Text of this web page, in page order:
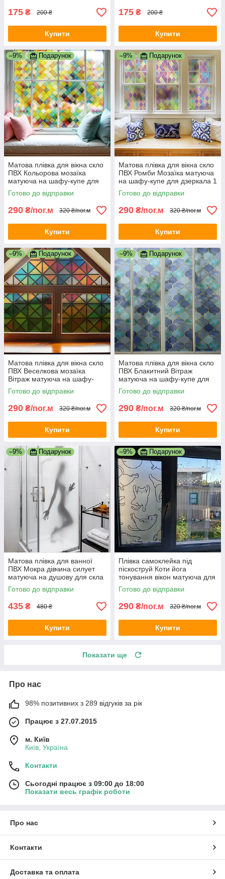
175 ₴ 200 ₴
Купити
175 ₴ 200 ₴
Купити
–9% Подарунок
Матова плівка для вікна скло
ПВХ Кольорова мозаїка
матуюча на шафу-купе для
дзеркала 1 пог.м 1000х1000
мм
Готово до відправки
290 ₴/пог.м 320 ₴/пог.м
Купити
–9% Подарунок
Матова плівка для вікна скло
ПВХ Ромби Мозаїка матуюча
на шафу-купе для дзеркала 1
пог.м 1000х1000 мм
Готово до відправки
290 ₴/пог.м 320 ₴/пог.м
Купити
–9% Подарунок
Матова плівка для вікна скло
ПВХ Веселкова мозаїка
Вітраж матуюча на шафу-
купе для дзеркала 1 пог.м
1000х1000 мм
Готово до відправки
290 ₴/пог.м 320 ₴/пог.м
Купити
–9% Подарунок
Матова плівка для вікна скло
ПВХ Блакитний Вітраж
матуюча на шафу-купе для
дзеркала 1 пог.м 1000х1000
мм
Готово до відправки
290 ₴/пог.м 320 ₴/пог.м
Купити
–9% Подарунок
Матова плівка для ванної
ПВХ Мокра дівчина силует
матуюча на душову для скла
1000х1500 мм
Готово до відправки
435 ₴ 480 ₴
Купити
–9% Подарунок
Плівка самоклейка під
піскоструй Коти йога
тонування вікон матуюча для
вікон кошенята кіт 1 пог.м
1000х1000 мм
Готово до відправки
290 ₴/пог.м 320 ₴/пог.м
Купити
Показати ще
Про нас
98% позитивних з 289 відгуків за рік
Працює з 27.07.2015
м. Київ
Київ, Україна
Контакти
Сьогодні працює з 09:00 до 18:00
Показати весь графік роботи
Про нас
Контакти
Доставка та оплата